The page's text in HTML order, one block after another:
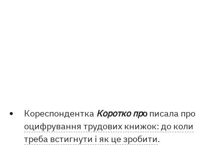
Кореспондентка Коротко про писала про
оцифрування трудових книжок: до коли
треба встигнути і як це зробити.